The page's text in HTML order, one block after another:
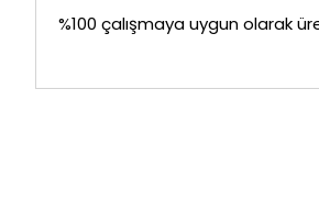
%100 çalışmaya uygun olarak